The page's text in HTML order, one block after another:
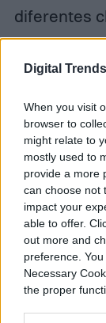
Digital
When you visit
browser to
might relate to
mostly used to
provide a more
can choose not
impact your
able to offer.
out more and
preference.
Necessary
the proper
diferentes
Chevrolet
ahora,
consistía
molduras
la mayoría
también
pulgadas.